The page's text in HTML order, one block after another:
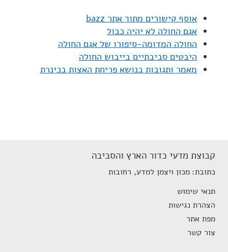
אוסף קישורים מתוך אתר bazz
אגם החולה לא יהיה כבול
החולה המדומה-סיפורו של אגם החולה
היבטים סביבתיים בייבוש החולה
מאמר ותגובות בנושא פריחת האצות בכינרת
קבוצת מדעי כדור הארץ והסביבה
כתובת מכון ויצמן למדע, רחובות
תנאי שימוש
הצהרת נגישות
מפת אתר
צור קשר